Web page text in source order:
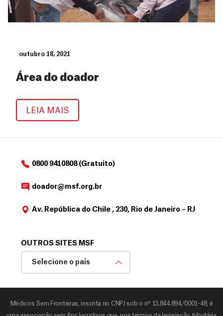
Área do doador
outubro 18, 2021
Área do doador
LEIA MAIS
0800 9410808 (Gratuito)
doador@msf.org.br
Av. República do Chile , 230, Rio de Janeiro – RJ
OUTROS SITES MSF
Selecione o país
Médicos Sem Fronteiras, inscrita no CNPJ sob o nº 13.844.894/0001-48, é